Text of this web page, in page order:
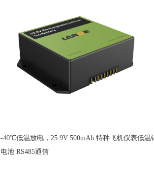
-40℃低温放电，25.9V 500mAh 特种飞机仪表低温
电池 RS485通信